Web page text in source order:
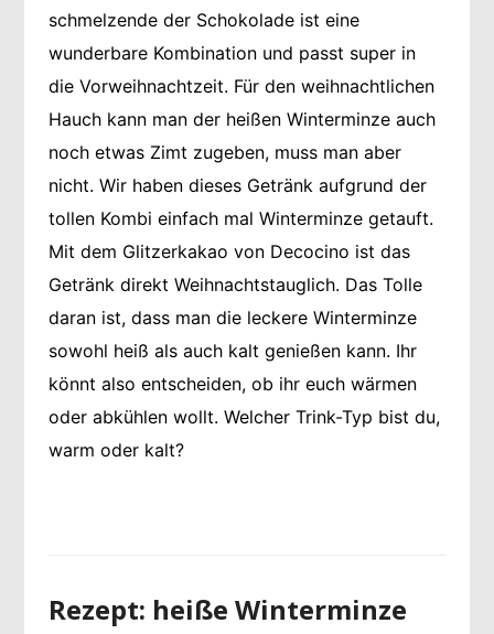
schmelzende der Schokolade ist eine
wunderbare Kombination und passt super in
die Vorweihnachtzeit. Für den weihnachtlichen
Hauch kann man der heißen Winterminze auch
noch etwas Zimt zugeben, muss man aber
nicht. Wir haben dieses Getränk aufgrund der
tollen Kombi einfach mal Winterminze getauft.
Mit dem Glitzerkakao von Decocino ist das
Getränk direkt Weihnachtstauglich. Das Tolle
daran ist, dass man die leckere Winterminze
sowohl heiß als auch kalt genießen kann. Ihr
könnt also entscheiden, ob ihr euch wärmen
oder abkühlen wollt. Welcher Trink-Typ bist du,
warm oder kalt?
Rezept: heiße Winterminze